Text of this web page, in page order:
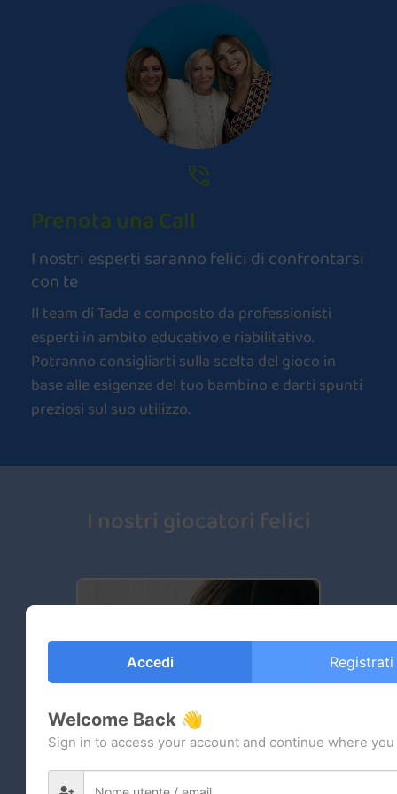
Prenota una Call
I nostri esperti saranno felici di confrontarsi
con te
Il team di Tada e composto da professionisti
esperti in ambito educativo e riabilitativo.
Potranno consigliarti sulla scelta del gioco in
base alle esigenze del tuo bambino e darti spunti
preziosi sul suo utilizzo.
I nostri giocatori felici
Accedi Registrati
Welcome Back 👋
Sign in to access your account and continue where